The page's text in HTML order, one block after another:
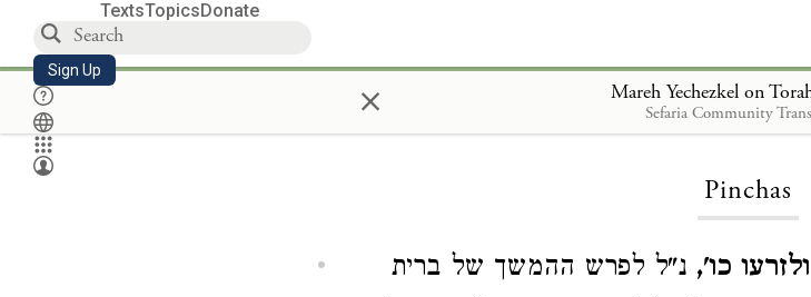
TextsTopicsDonate
Sign Up × Mareh Yechezkel on
Sefaria Community
Loading...
Pinchas
כו', נ"ל לפרש ההמשך של ברית